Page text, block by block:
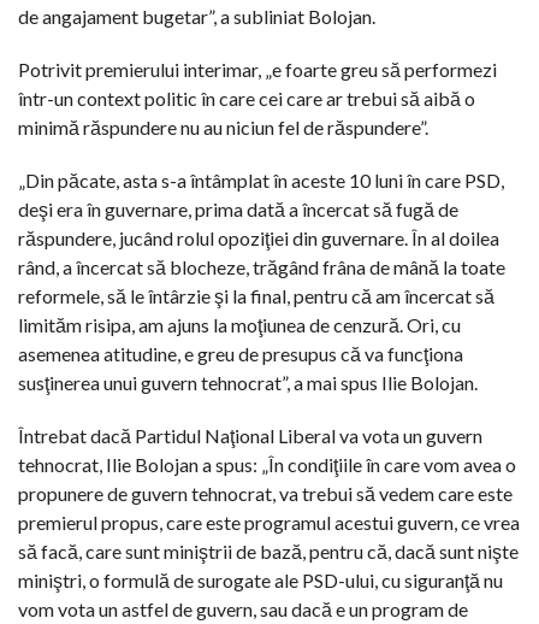
de angajament bugetar”, a subliniat Bolojan.
Potrivit premierului interimar, „e foarte greu să performezi
într-un context politic în care cei care ar trebui să aibă o
minimă răspundere nu au niciun fel de răspundere”.
„Din păcate, asta s-a întâmplat în aceste 10 luni în care PSD,
deşi era în guvernare, prima dată a încercat să fugă de
răspundere, jucând rolul opoziţiei din guvernare. În al doilea
rând, a încercat să blocheze, trăgând frâna de mână la toate
reformele, să le întârzie şi la final, pentru că am încercat să
limităm risipa, am ajuns la moţiunea de cenzură. Ori, cu
asemenea atitudine, e greu de presupus că va funcţiona
susţinerea unui guvern tehnocrat”, a mai spus Ilie Bolojan.
Întrebat dacă Partidul Naţional Liberal va vota un guvern
tehnocrat, Ilie Bolojan a spus: „În condiţiile în care vom avea o
propunere de guvern tehnocrat, va trebui să vedem care este
premierul propus, care este programul acestui guvern, ce vrea
să facă, care sunt miniştrii de bază, pentru că, dacă sunt nişte
miniştri, o formulă de surogate ale PSD-ului, cu siguranţă nu
vom vota un astfel de guvern, sau dacă e un program de